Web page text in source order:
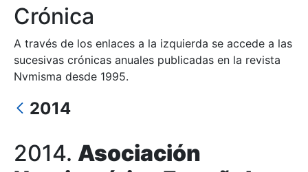
Mostra/Amaga
Mostra/Amaga
Mostra/Amaga
Crónica
A través de los enlaces a la izquierda se accede a las
sucesivas crónicas anuales publicadas en la revista
Nvmisma desde 1995.
2014
2014. Asociación